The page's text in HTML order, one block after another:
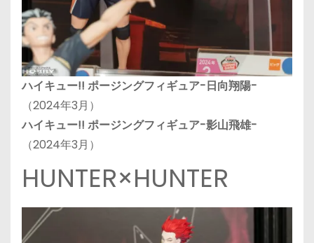
ハイキュー!! ポージングフィギュア-日向翔陽-
（2024年3月）
ハイキュー!! ポージングフィギュア-影山飛雄-
（2024年3月）
HUNTER×HUNTER